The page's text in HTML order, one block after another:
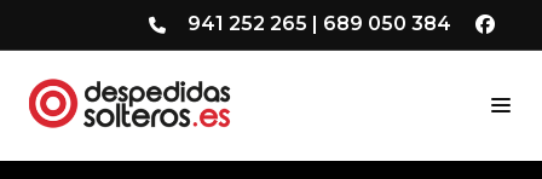
941 252 265 | 689 050 384